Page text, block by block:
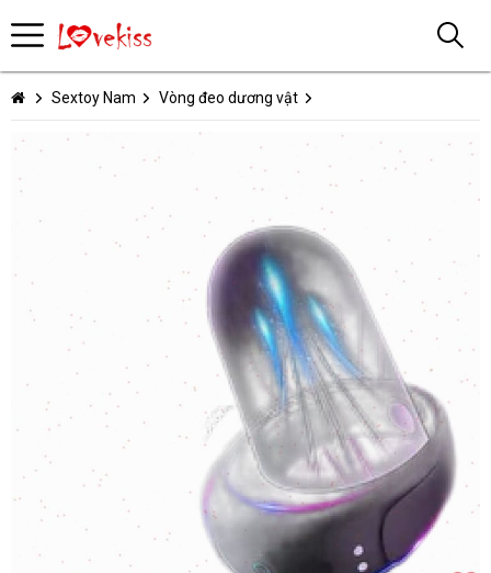
Sextoy Nam Vòng đeo dương vật